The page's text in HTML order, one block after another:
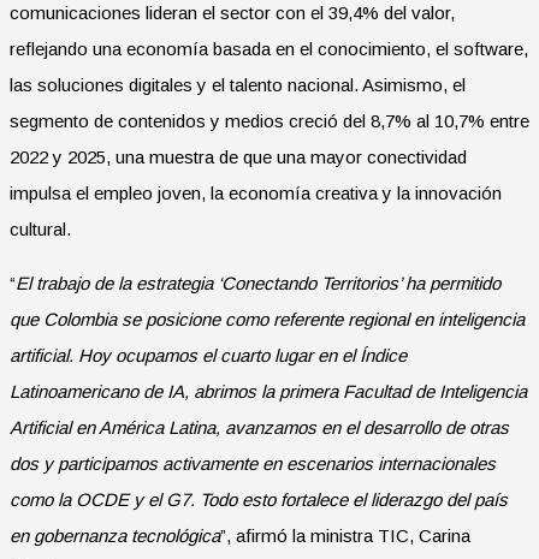
comunicaciones lideran el sector con el 39,4% del valor,
reflejando una economía basada en el conocimiento, el software,
las soluciones digitales y el talento nacional. Asimismo, el
segmento de contenidos y medios creció del 8,7% al 10,7% entre
2022 y 2025, una muestra de que una mayor conectividad
impulsa el empleo joven, la economía creativa y la innovación
cultural.
“El trabajo de la estrategia ‘Conectando Territorios’ ha permitido
que Colombia se posicione como referente regional en inteligencia
artificial. Hoy ocupamos el cuarto lugar en el Índice
Latinoamericano de IA, abrimos la primera Facultad de Inteligencia
Artificial en América Latina, avanzamos en el desarrollo de otras
dos y participamos activamente en escenarios internacionales
como la OCDE y el G7. Todo esto fortalece el liderazgo del país
en gobernanza tecnológica”, afirmó la ministra TIC, Carina